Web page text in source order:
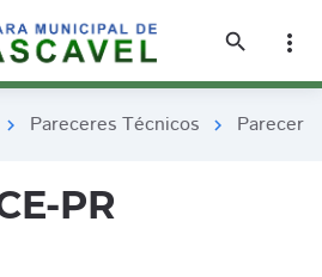
search
more_vert
chevron_right Pareceres Técnicos chevron_right Parecer
PR